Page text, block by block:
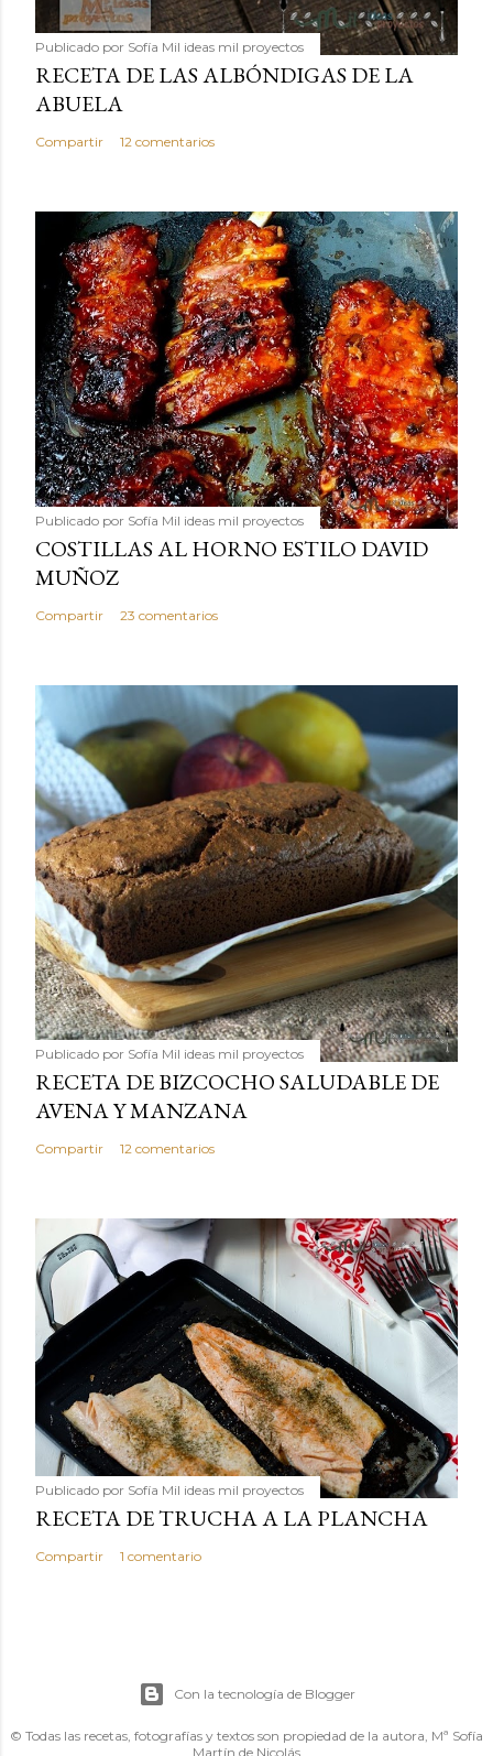
Publicado por Sofía Mil ideas mil proyectos
RECETA DE LAS ALBÓNDIGAS DE LA
ABUELA
Compartir 12 comentarios
Publicado por Sofía Mil ideas mil proyectos
COSTILLAS AL HORNO ESTILO DAVID
MUÑOZ
Compartir 23 comentarios
Publicado por Sofía Mil ideas mil proyectos
RECETA DE BIZCOCHO SALUDABLE DE
AVENA Y MANZANA
Compartir 12 comentarios
Publicado por Sofía Mil ideas mil proyectos
RECETA DE TRUCHA A LA PLANCHA
Compartir 1 comentario
Con la tecnología de Blogger
© Todas las recetas, fotografías y textos son propiedad de la autora, Mª Sofía
Martín de Nicolás